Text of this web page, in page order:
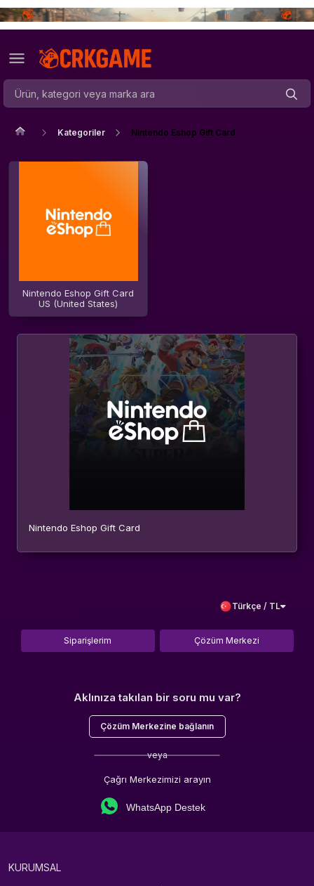
Kategoriler Nintendo Eshop Gift Card
Nintendo Eshop Gift Card
US (United States)
Nintendo Eshop Gift Card
Türkçe / TL
Siparişlerim Çözüm Merkezi
Aklınıza takılan bir soru mu var?
Çözüm Merkezine bağlanın
veya
Çağrı Merkezimizi arayın
WhatsApp Destek
KURUMSAL